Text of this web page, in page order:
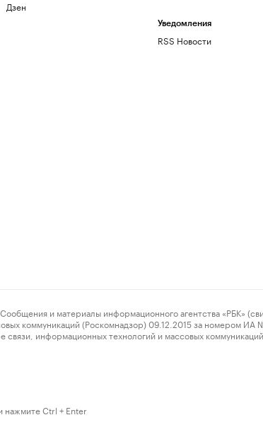
Дзен
Уведомления
RSS Новости
и материалы информационного агентства «РБК»
коммуникаций (Роскомнадзор) 09.12.2015 за номером
информационных технологий и массовых
нажмите Ctrl + Enter